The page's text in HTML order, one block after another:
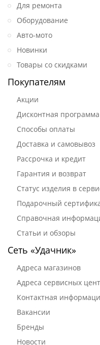
Для ремонта
Оборудование
Авто-мото
Новинки
Товары со скидками
Покупателям
Акции
Дисконтная программа
Способы оплаты
Доставка и самовывоз
Рассрочка и кредит
Гарантия и возврат
Статус изделия в
Подарочный
Справочная
Статьи и обзоры
Сеть «Удачник»
Адреса магазинов
Адреса сервисных
Контактная
Вакансии
Бренды
Новости